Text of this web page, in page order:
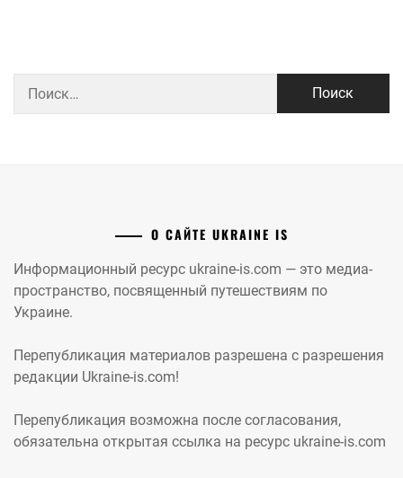
О САЙТЕ UKRAINE IS
Информационный ресурс ukraine-is.com — это медиа-
пространство, посвященный путешествиям по
Украине.
Перепубликация материалов разрешена с разрешения
редакции Ukraine-is.com!
Перепубликация возможна после согласования,
обязательна открытая ссылка на ресурс ukraine-is.com